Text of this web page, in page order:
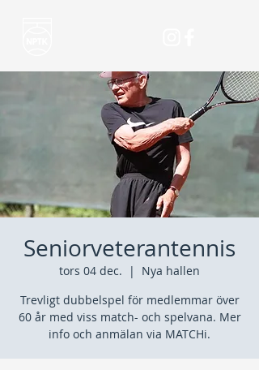
Seniorveterantennis
tors 04 dec.
  |
Nya hallen
Trevligt dubbelspel för medlemmar över
60 år med viss match- och spelvana. Mer
info och anmälan via MATCHi.